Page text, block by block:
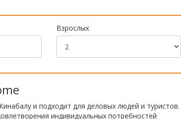
Взрослых
и подходит для деловых людей и туристов.
индивидуальных потребностей